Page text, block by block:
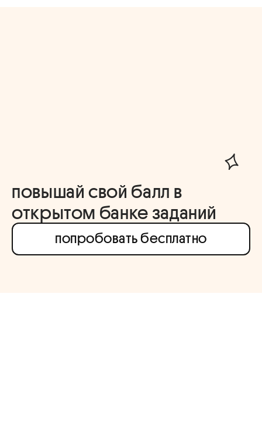
повышай свой балл в
открытом банке заданий
попробовать бесплатно